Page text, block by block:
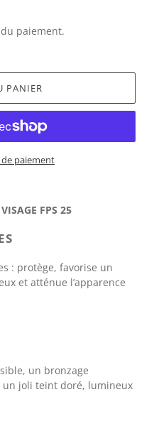
paiement.
PANIER
paiement
FPS 25
: protège, favorise un
et atténue l’apparence
, un bronzage
joli teint doré, lumineux